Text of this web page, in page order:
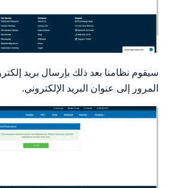
سيقوم نظامنا بعد ذلك بإرسال بريد
المرور إلى عنوان البريد الإلكتروني.